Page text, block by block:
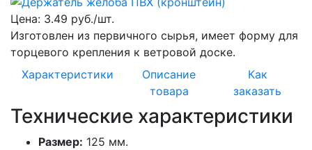
Цена: 3.49 руб./шт.
Изготовлен из первичного сырья, имеет форму для
торцевого крепления к ветровой доске.
Характеристики
Описание
товара
Как
заказать
Технические характеристики
Размер: 125 мм.